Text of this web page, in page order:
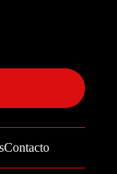
Contacto